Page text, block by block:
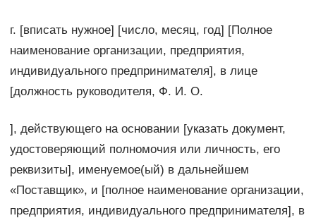
г. [вписать нужное] [число, месяц, год] [Полное
наименование организации, предприятия,
индивидуального предпринимателя], в лице
[должность руководителя, Ф. И. О.
], действующего на основании [указать документ,
удостоверяющий полномочия или личность, его
реквизиты], именуемое(ый) в дальнейшем
«Поставщик», и [полное наименование организации,
предприятия, индивидуального предпринимателя], в